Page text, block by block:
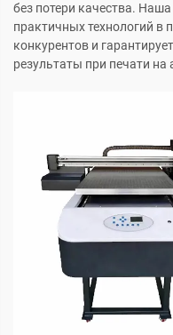
без потери качества.
практичных технологий в
конкурентов и
результаты при печати на